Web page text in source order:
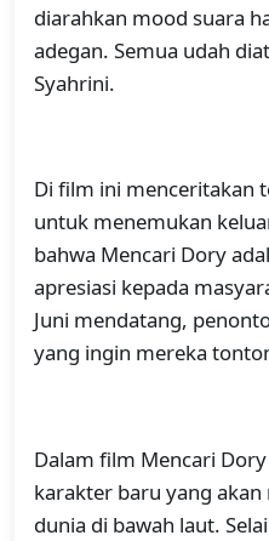
diarahkan mood suara
adegan. Semua udah
Syahrini.
Di film ini menceritakan
untuk menemukan
bahwa Mencari Dory
apresiasi kepada
Juni mendatang,
yang ingin mereka
Dalam film Mencari
karakter baru yang
dunia di bawah laut.